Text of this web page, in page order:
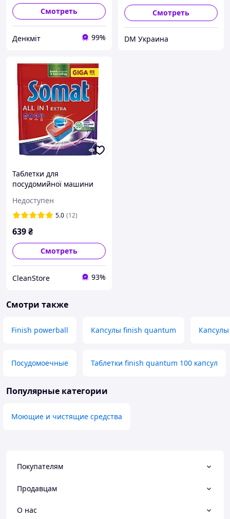
Смотреть
Денкміт 99%
Смотреть
DM Украина
Таблетки для
посудомийної машини
шт. Таблетки для
посудомойки Сомат
Недоступен
5.0 (12)
639₴
Смотреть
CleanStore 93%
Смотри также
Finish powerball Капсулы finish quantum
Посудомоечные Таблетки finish quantum 100 капсул
Популярные категории
Моющие и чистящие средства
Покупателям
Продавцам
О нас